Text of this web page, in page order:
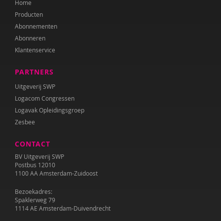
Juul Klarenbeek
Katrien van Laere
Lien Van Laere
Irma Land
Leontien Noorlander
Mandy Pijl
Elke van Riel
Ellen Rutgeerts
Pauline Slot
Home
Producten
Abonnementen
Abonneren
Klantenservice
PARTNERS
Uitgeverij SWP
Logacom Congressen
Logavak Opleidingsgroep
Zesbee
CONTACT
BV Uitgeverij SWP
Postbus 12010
1100 AA Amsterdam-Zuidoost
Bezoekadres:
Spaklerweg 79
1114 AE Amsterdam-Duivendrecht